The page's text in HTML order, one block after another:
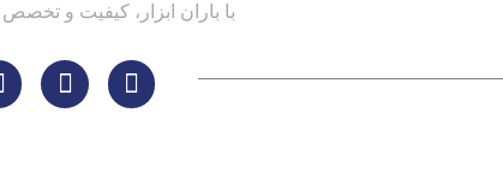
با باران ابزار، کیفیت و تخصص